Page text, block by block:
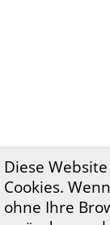
Diese
Cookies.
ohne Ihre